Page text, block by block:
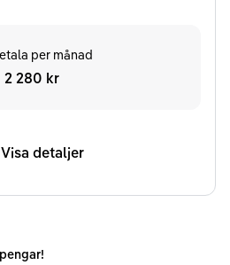
per månad
2 280 kr
Visa detaljer